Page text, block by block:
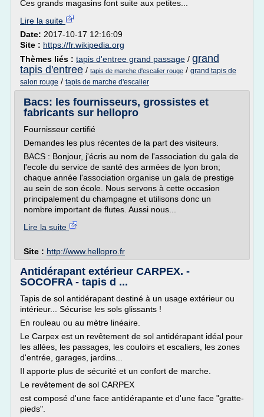
Ces grands magasins font suite aux petites...
Lire la suite
Date: 2017-10-17 12:16:09
Site : https://fr.wikipedia.org
Thèmes liés : tapis d'entree grand passage / grand
tapis d'entree / tapis de marche d'escalier rouge / grand tapis de
salon rouge / tapis de marche d'escalier
Bacs: les fournisseurs, grossistes et
fabricants sur hellopro
Fournisseur certifié
Demandes les plus récentes de la part des visiteurs.
BACS : Bonjour, j'écris au nom de l'association du gala de
l'ecole du service de santé des armées de lyon bron;
chaque année l'association organise un gala de prestige
au sein de son école. Nous servons à cette occasion
principalement du champagne et utilisons donc un
nombre important de flutes. Aussi nous...
Lire la suite
Site : http://www.hellopro.fr
Antidérapant extérieur CARPEX. -
SOCOFRA - tapis d ...
Tapis de sol antidérapant destiné à un usage extérieur ou
intérieur... Sécurise les sols glissants !
En rouleau ou au mètre linéaire.
Le Carpex est un revêtement de sol antidérapant idéal pour
les allées, les passages, les couloirs et escaliers, les zones
d'entrée, garages, jardins...
Il apporte plus de sécurité et un confort de marche.
Le revêtement de sol CARPEX
est composé d'une face antidérapante et d'une face "gratte-
pieds".